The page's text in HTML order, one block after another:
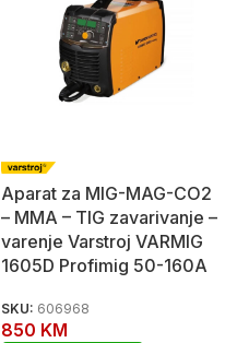
Aparat za MIG-MAG-CO2
– MMA – TIG zavarivanje –
varenje Varstroj VARMIG
1605D Profimig 50-160A
SKU: 606968
850 KM